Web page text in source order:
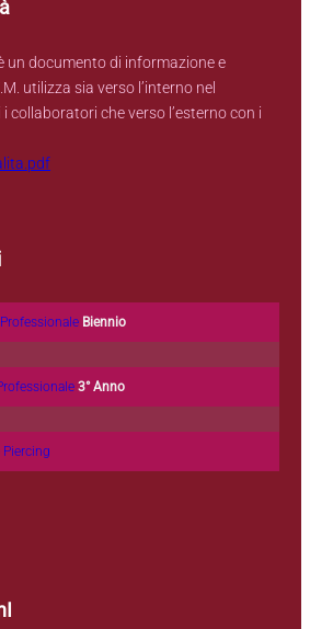
un documento di informazione e
utilizza sia verso l’interno nel
collaboratori che verso l’esterno con i
Biennio
3° Anno